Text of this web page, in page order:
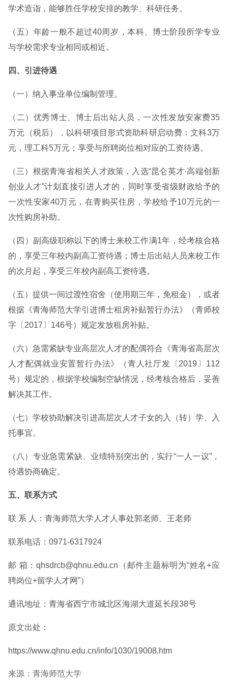
学术造诣，能够胜任学校安排的教学、科研任务。
（五）年龄一般不超过40周岁，本科、博士阶段所学专业
与学校需求专业相同或相近。
四、引进待遇
（一）纳入事业单位编制管理。
（二）优秀博士、博士后出站人员，一次性发放安家费35
万元（税后），以科研项目形式资助科研启动费：文科3万
元，理工科5万元；享受与所聘岗位相对应的工资待遇。
（三）根据青海省相关人才政策，入选“昆仑英才·高端创新
创业人才”计划直接引进人才的，同时享受省级财政给予的
一次性安家40万元，在青购买住房，学校给予10万元的一
次性购房补助。
（四）副高级职称以下的博士来校工作满1年，经考核合格
的，享受三年校内副高工资待遇；博士后出站人员来校工作
的次月起，享受三年校内副高工资待遇。
（五）提供一间过渡性宿舍（使用期三年，免租金），或者
根据《青海师范大学引进博士租房补贴暂行办法》（青师校
字〔2017〕146号）规定发放租房补贴。
（六）急需紧缺专业高层次人才的配偶符合《青海省高层次
人才配偶就业安置暂行办法》（青人社厅发〔2019〕112
号）规定的，根据学校编制空缺情况，经考核合格后，妥善
解决其工作。
（七）学校协助解决引进高层次人才子女的入（转）学、入
托事宜。
（八）专业急需紧缺、业绩特别突出的，实行“一人一议”，
待遇协商确定。
五、联系方式
联 系 人：青海师范大学人才人事处郭老师、王老师
联系电话：0971-6317924
邮 箱：qhsdrcb@qhnu.edu.cn（邮件主题标明为“姓名+应
聘岗位+留学人才网”）
通讯地址：青海省西宁市城北区海湖大道延长段38号
原文出处：
https://www.qhnu.edu.cn/info/1030/19008.htm
来源：青海师范大学